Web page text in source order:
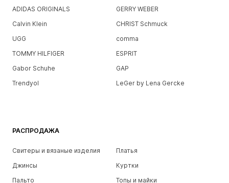
ADIDAS ORIGINALS
GERRY WEBER
Calvin Klein
CHRIST Schmuck
UGG
comma
TOMMY HILFIGER
ESPRIT
Gabor Schuhe
GAP
Trendyol
LeGer by Lena Gercke
РАСПРОДАЖА
Свитеры и вязаные изделия
Платья
Джинсы
Куртки
Пальто
Топы и майки